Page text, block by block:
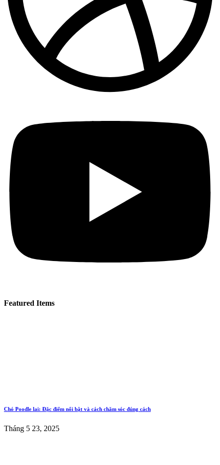
Featured Items
Chó Poodle lai: Đặc điểm nổi bật và cách chăm sóc đúng cách
Tháng 5 23, 2025